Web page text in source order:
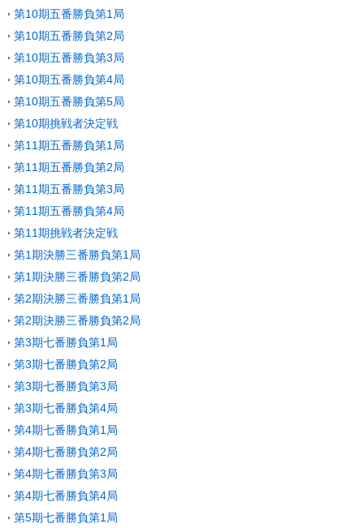
第10期五番勝負第1局
第10期五番勝負第2局
第10期五番勝負第3局
第10期五番勝負第4局
第10期五番勝負第5局
第10期挑戦者決定戦
第11期五番勝負第1局
第11期五番勝負第2局
第11期五番勝負第3局
第11期五番勝負第4局
第11期挑戦者決定戦
第1期決勝三番勝負第1局
第1期決勝三番勝負第2局
第2期決勝三番勝負第1局
第2期決勝三番勝負第2局
第3期七番勝負第1局
第3期七番勝負第2局
第3期七番勝負第3局
第3期七番勝負第4局
第4期七番勝負第1局
第4期七番勝負第2局
第4期七番勝負第3局
第4期七番勝負第4局
第5期七番勝負第1局